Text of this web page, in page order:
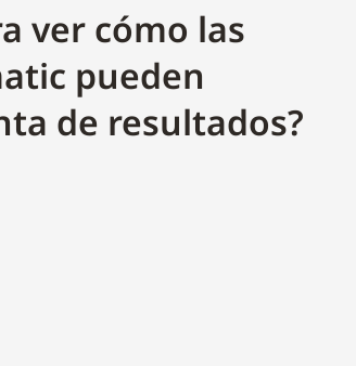
ver cómo las
pueden
de resultados?